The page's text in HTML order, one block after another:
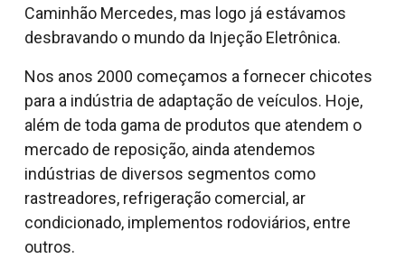
Caminhão Mercedes, mas logo já estávamos
desbravando o mundo da Injeção Eletrônica.
Nos anos 2000 começamos a fornecer chicotes
para a indústria de adaptação de veículos. Hoje,
além de toda gama de produtos que atendem o
mercado de reposição, ainda atendemos
indústrias de diversos segmentos como
rastreadores, refrigeração comercial, ar
condicionado, implementos rodoviários, entre
outros.